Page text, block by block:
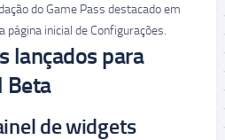
do Game Pass destacado em
página inicial de Configurações.
lançados para
Beta
de widgets